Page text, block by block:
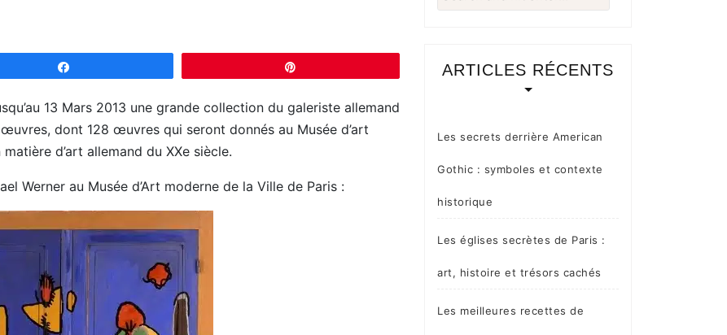
13 Mars 2013 une grande collection du galeriste allemand
dont 128 œuvres qui seront donnés au Musée d’art
d’art allemand du XXe siècle.
Werner au Musée d’Art moderne de la Ville de Paris :
for:
ARTICLES RÉCENTS
Les secrets derrière American
Gothic : symboles et contexte
historique
Les églises secrètes de Paris :
art, histoire et trésors cachés
Les meilleures recettes de